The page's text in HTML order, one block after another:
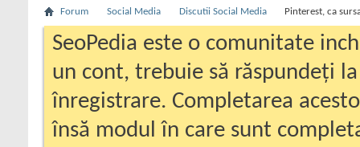
Forum Social Media Discutii Social Media Pinterest, ca
SeoPedia este o comunitate
un cont, trebuie să răspundeți
înregistrare. Completarea
însă modul în care sunt